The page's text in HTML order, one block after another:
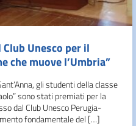
Unesco per il
che muove l’Umbria”
gli studenti della classe
sono stati premiati per la
dal Club Unesco Perugia-
fondamentale del […]